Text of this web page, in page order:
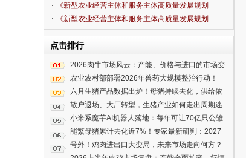
（2020—2022年）》解读五： 大力推进农民教育培
训 为主体高质量发展提供人才和智力支持
《新型农业经营主体和服务主体高质量发展规划
（2020—2022年）》解读四： 以主体多元发展和服
务方式创新为重点，推进社会化服务高质量发展
《新型农业经营主体和服务主体高质量发展规划
（2020—2022年）》解读三： 引导农民合作社向高
质量发展轨道迈进
点击排行
2026肉牛市场风云：产能、价格与进口的市场变
局
农业农村部部署2026年兽药大规模整治行动！
六月生猪产品数据出炉！母猪持续去化，供给依
旧高企！
散户退场、大厂转型，生猪产业如何走出周期迷
雾？
小米系魔芋AI机器人落地：每年可让70亿只公雏
免于绞杀
能繁母猪累计去化近7%！专家最新研判：2027
年生猪养殖有望实现合理盈利
号外！鸡肉进出口大变局，未来市场走向何方？